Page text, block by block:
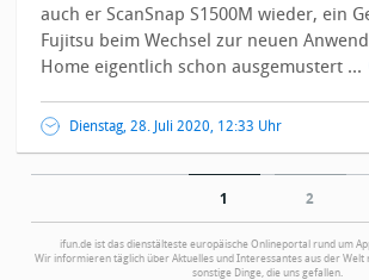
auch er ScanSnap S1500M wieder, ein
Fujitsu beim Wechsel zur neuen
Home eigentlich schon ausgemustert ...
Dienstag, 28. Juli 2020, 12:33 Uhr
1 2
ifun.de ist das dienstälteste europäische Onlineportal rund um
Wir informieren täglich über Aktuelles und Interessantes aus der Welt
sonstige Dinge, die uns gefallen.